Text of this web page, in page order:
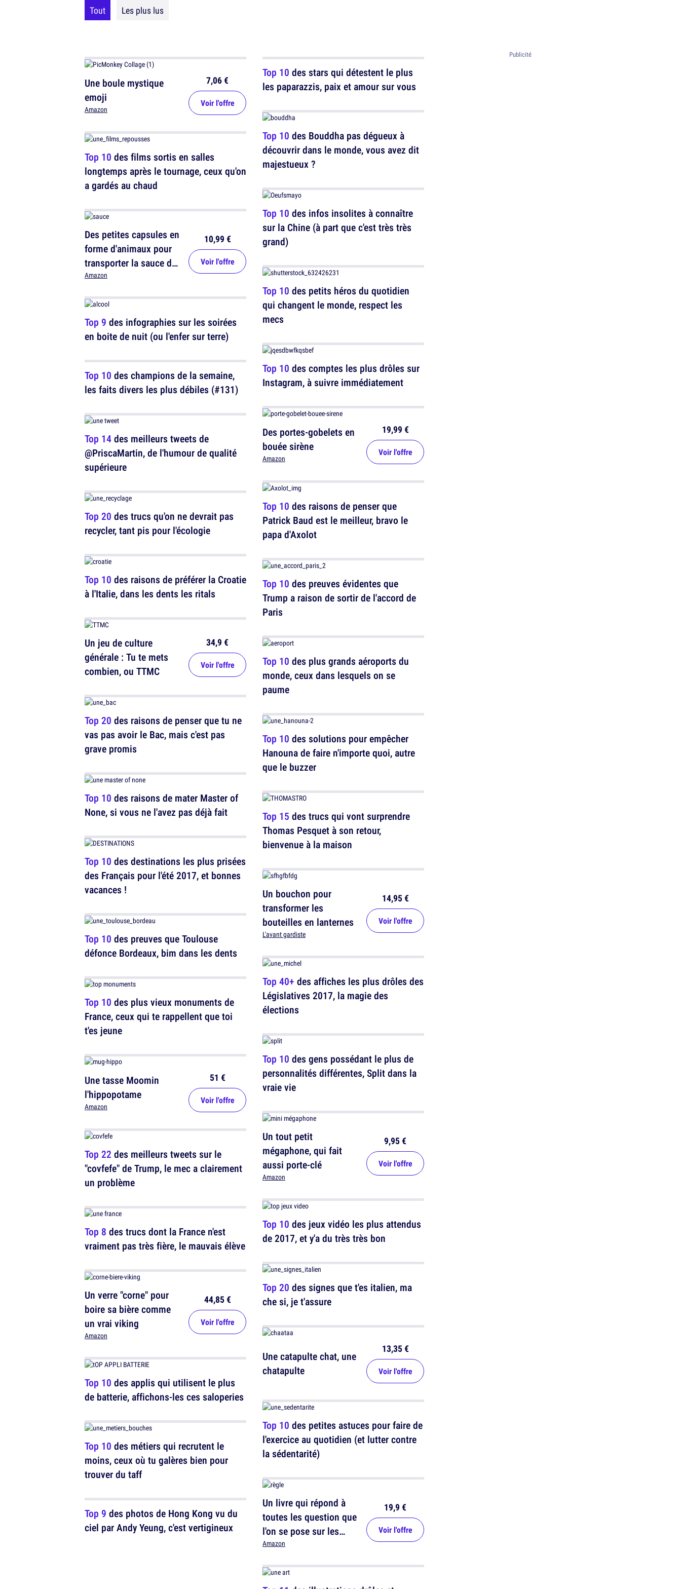
Tout Les plus lus
Une boule mystique
emoji
Amazon
7,06 €
Voir l'offre
Top 10 des films sortis en salles
longtemps après le tournage, ceux qu'on
a gardés au chaud
Des petites capsules en
forme d'animaux pour
transporter la sauce de
salade
Amazon
10,99 €
Voir l'offre
Top 9 des infographies sur les soirées
en boite de nuit (ou l'enfer sur terre)
Top 10 des champions de la semaine,
les faits divers les plus débiles (#131)
Top 14des meilleurs tweets de
@PriscaMartin, de l'humour de qualité
supérieure
Top 20 des trucs qu'on ne devrait pas
recycler, tant pis pour l'écologie
Top 10 des raisons de préférer la Croatie
à l'Italie, dans les dents les ritals
Un jeu de culture
générale : Tu te mets
combien, ou TTMC
34,9 €
Voir l'offre
Top 20 des raisons de penser que tu ne
vas pas avoir le Bac, mais c'est pas
grave promis
Top 10 des raisons de mater Master of
None, si vous ne l'avez pas déjà fait
Top 10 des destinations les plus prisées
des Français pour l'été 2017, et bonnes
vacances !
Top 10 des preuves que Toulouse
défonce Bordeaux, bim dans les dents
Top 10 des plus vieux monuments de
France, ceux qui te rappellent que toi
t'es jeune
Une tasse Moomin
l'hippopotame
Amazon
51 €
Voir l'offre
Top 22 des meilleurs tweets sur le
"covfefe" de Trump, le mec a clairement
un problème
Top 8 des trucs dont la France n'est
vraiment pas très fière, le mauvais élève
Un verre "corne" pour
boire sa bière comme
un vrai viking
Amazon
44,85 €
Voir l'offre
Top 10 des applis qui utilisent le plus
de batterie, affichons-les ces saloperies
Top 10 des métiers qui recrutent le
moins, ceux où tu galères bien pour
trouver du taff
Top 9 des photos de Hong Kong vu du
ciel par Andy Yeung, c'est vertigineux
Top 10 des stars qui détestent le plus
les paparazzis, paix et amour sur vous
Top 10 des Bouddha pas dégueux à
découvrir dans le monde, vous avez dit
majestueux ?
Top 10 des infos insolites à connaître
sur la Chine (à part que c'est très très
grand)
Top 10 des petits héros du quotidien
qui changent le monde, respect les
mecs
Top 10 des comptes les plus drôles sur
Instagram, à suivre immédiatement
Des portes-gobelets en
bouée sirène
Amazon
19,99 €
Voir l'offre
Top 10 des raisons de penser que
Patrick Baud est le meilleur, bravo le
papa d'Axolot
Top 10 des preuves évidentes que
Trump a raison de sortir de l'accord de
Paris
Top 10 des plus grands aéroports du
monde, ceux dans lesquels on se
paume
Top 10 des solutions pour empêcher
Hanouna de faire n'importe quoi, autre
que le buzzer
Top 15 des trucs qui vont surprendre
Thomas Pesquet à son retour,
bienvenue à la maison
Un bouchon pour
transformer les
bouteilles en lanternes
L'avant gardiste
14,95 €
Voir l'offre
Top 40+ des affiches les plus drôles des
Législatives 2017, la magie des
élections
Top 10 des gens possédant le plus de
personnalités différentes, Split dans la
vraie vie
Un tout petit
mégaphone, qui fait
aussi porte-clé
Amazon
9,95 €
Voir l'offre
Top 10 des jeux vidéo les plus attendus
de 2017, et y'a du très très bon
Top 20 des signes que t'es italien, ma
che si, je t'assure
Une catapulte chat, une
chatapulte
13,35 €
Voir l'offre
Top 10 des petites astuces pour faire de
l'exercice au quotidien (et lutter contre
la sédentarité)
Un livre qui répond à
toutes les question que
l'on se pose sur les
règles
Amazon
19,9 €
Voir l'offre